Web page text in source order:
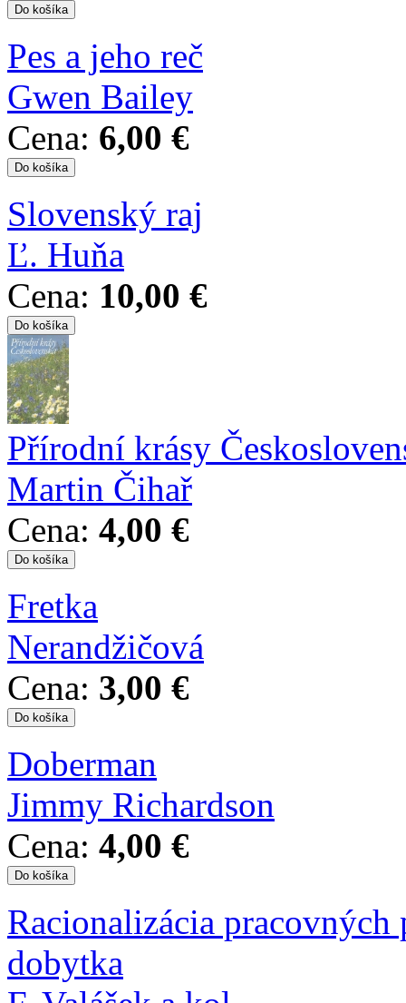
Pes a jeho reč
Gwen Bailey
Cena: 6,00 €
Slovenský raj
Ľ. Huňa
Cena: 10,00 €
Přírodní krásy
Martin Čihař
Cena: 4,00 €
Fretka
Nerandžičová
Cena: 3,00 €
Doberman
Jimmy Richardson
Cena: 4,00 €
Racionalizácia
dobytka